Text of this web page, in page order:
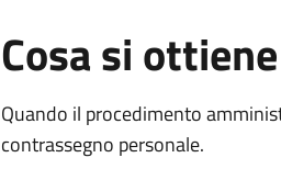
Cosa si ottiene
Quando il procedimento
contrassegno personale.